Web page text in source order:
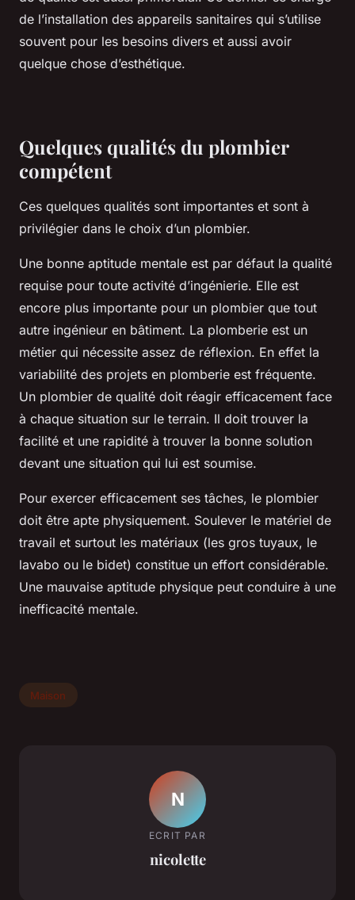
de l’installation des appareils sanitaires qui s’utilise
souvent pour les besoins divers et aussi avoir
quelque chose d’esthétique.
Quelques qualités du plombier
compétent
Ces quelques qualités sont importantes et sont à
privilégier dans le choix d’un plombier.
Une bonne aptitude mentale est par défaut la qualité
requise pour toute activité d’ingénierie. Elle est
encore plus importante pour un plombier que tout
autre ingénieur en bâtiment. La plomberie est un
métier qui nécessite assez de réflexion. En effet la
variabilité des projets en plomberie est fréquente.
Un plombier de qualité doit réagir efficacement face
à chaque situation sur le terrain. Il doit trouver la
facilité et une rapidité à trouver la bonne solution
devant une situation qui lui est soumise.
Pour exercer efficacement ses tâches, le plombier
doit être apte physiquement. Soulever le matériel de
travail et surtout les matériaux (les gros tuyaux, le
lavabo ou le bidet) constitue un effort considérable.
Une mauvaise aptitude physique peut conduire à une
inefficacité mentale.
Maison
N
ECRIT PAR
nicolette